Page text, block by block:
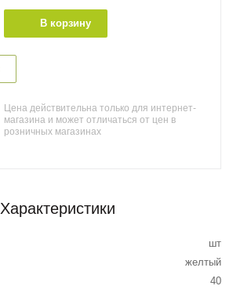
В корзину
Цена действительна только для интернет-
магазина и может отличаться от цен в
розничных магазинах
Характеристики
шт
желтый
40